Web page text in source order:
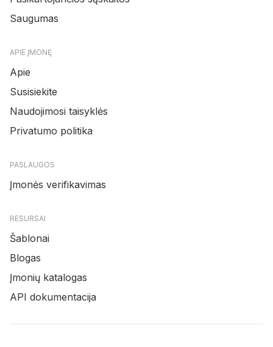
Saugumas
APIE ĮMONĘ
Apie
Susisiekite
Naudojimosi taisyklės
Privatumo politika
PASLAUGOS
Įmonės verifikavimas
RESURSAI
Šablonai
Blogas
Įmonių katalogas
API dokumentacija